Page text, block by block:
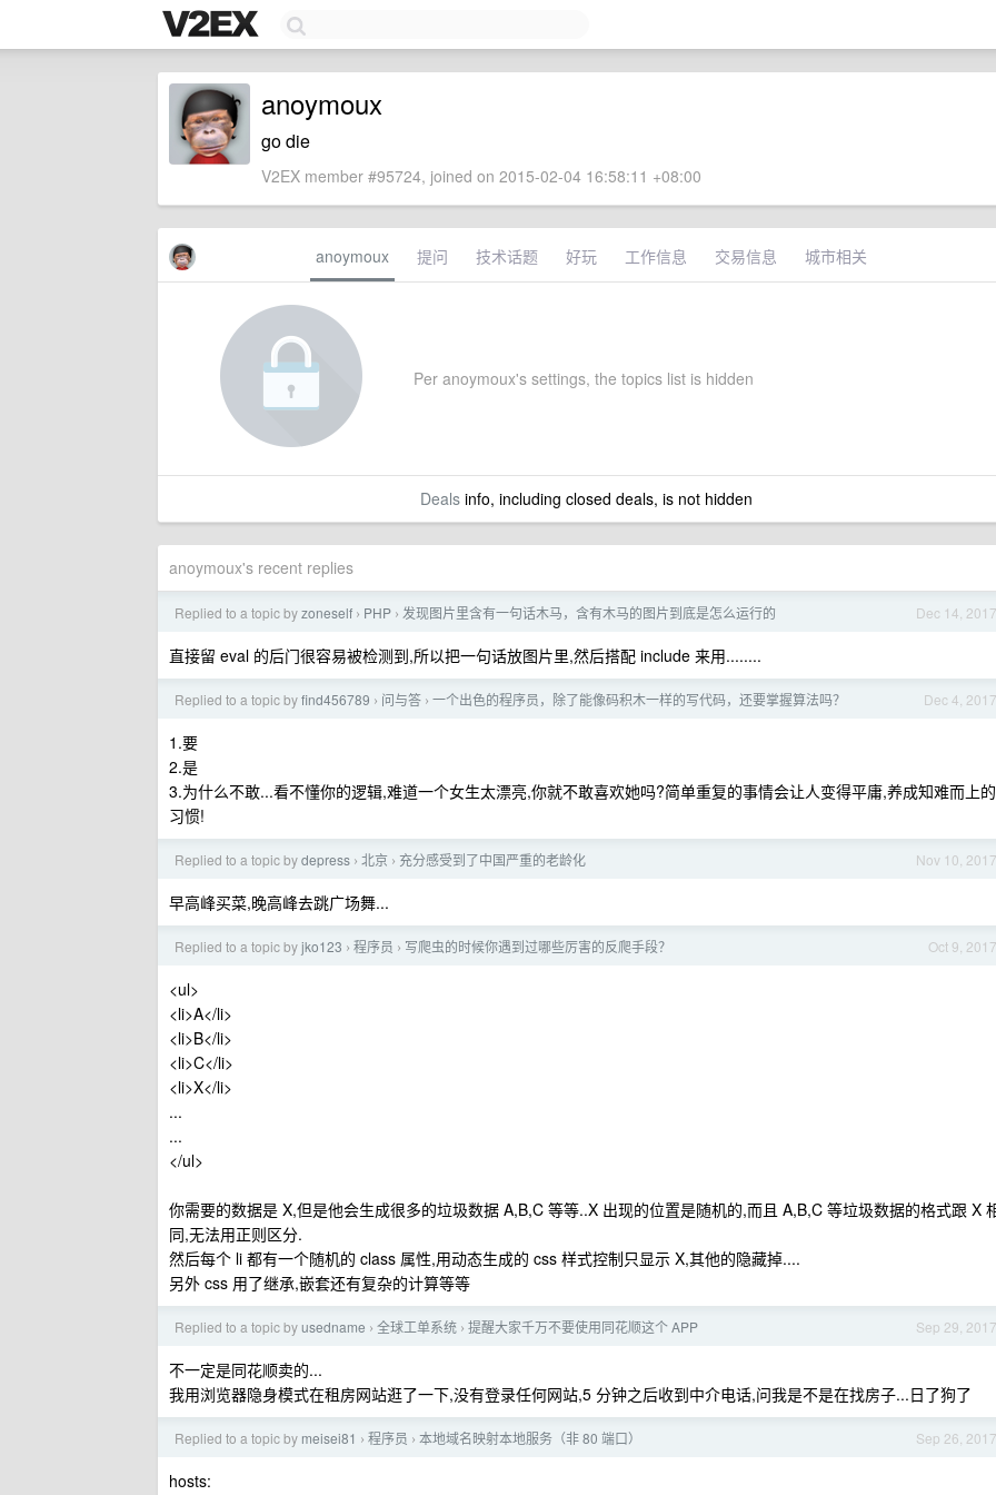
anoymoux
go die
V2EX member #95724, joined on 2015-02-04 16:58:11 +08:00
anoymoux 提问 技术话题 好玩 工作信息 交易信息 城市相关
Per anoymoux's settings, the topics list is hidden
Dealsinfo, including closed deals, is not hidden
anoymoux's recent replies
Dec 14, 2017
Replied to a topic byzoneself › PHP › 发现图片里含有一句话木马，含有木马的图片到底是怎么运行的
直接留 eval 的后门很容易被检测到,所以把一句话放图片里,然后搭配 include 来用........
Dec 4, 2017
Replied to a topic byfind456789 › 问与答 › 一个出色的程序员，除了能像码积木一样的写代码，还要掌握算法吗？
1.要
2.是
3.为什么不敢...看不懂你的逻辑,难道一个女生太漂亮,你就不敢喜欢她吗?简单重复的事情会让人变得平庸,养成知难而上的
习惯!
Nov 10, 2017
Replied to a topic bydepress › 北京 › 充分感受到了中国严重的老龄化
早高峰买菜,晚高峰去跳广场舞...
Oct 9, 2017
Replied to a topic byjko123 › 程序员 › 写爬虫的时候你遇到过哪些厉害的反爬手段？
<ul>
<li>A</li>
<li>B</li>
<li>C</li>
<li>X</li>
...
...
</ul>
你需要的数据是 X,但是他会生成很多的垃圾数据 A,B,C 等等..X 出现的位置是随机的,而且 A,B,C 等垃圾数据的格式跟 X
同,无法用正则区分.
然后每个 li 都有一个随机的 class 属性,用动态生成的 css 样式控制只显示 X,其他的隐藏掉....
另外 css 用了继承,嵌套还有复杂的计算等等
Sep 29, 2017
Replied to a topic byusedname › 全球工单系统 › 提醒大家千万不要使用同花顺这个 APP
不一定是同花顺卖的...
我用浏览器隐身模式在租房网站逛了一下,没有登录任何网站,5 分钟之后收到中介电话,问我是不是在找房子...日了狗了
Sep 26, 2017
Replied to a topic by meisei81 › 程序员 › 本地域名映射本地服务（非 80 端口）
hosts: